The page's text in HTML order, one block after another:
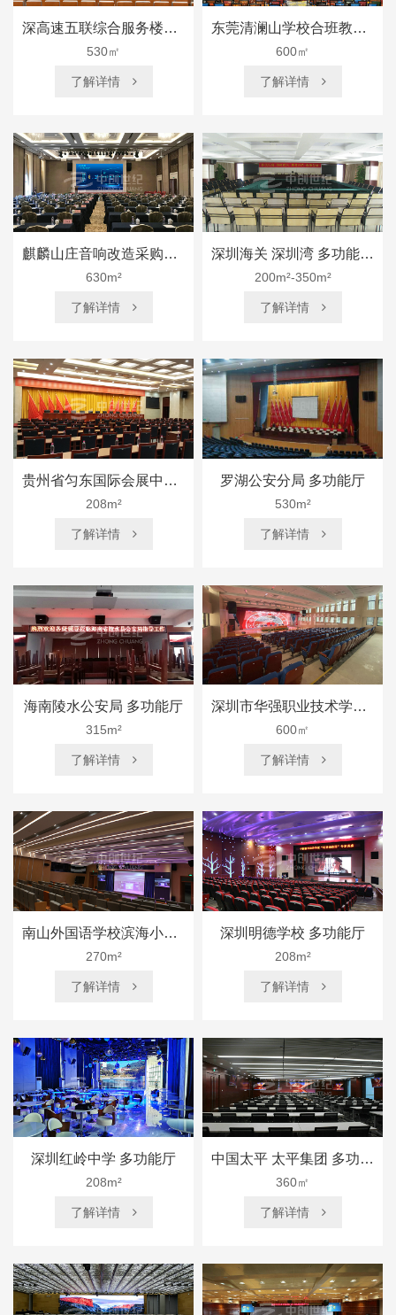
深高速五联综合服务楼音视频系统建设-多功能厅
530㎡
了解详情 
东莞清澜山学校合班教室（多功能厅）
600㎡
了解详情 
麒麟山庄音响改造采购项目
630m²
了解详情 
深圳海关 深圳湾 多功能厅（2间）
200m²-350m²
了解详情 
贵州省匀东国际会展中心 多功能厅
208m²
了解详情 
罗湖公安分局 多功能厅
530m²
了解详情 
海南陵水公安局 多功能厅
315m²
了解详情 
深圳市华强职业技术学校 多功能厅
600㎡
了解详情 
南山外国语学校滨海小学 多功能厅
270m²
了解详情 
深圳明德学校 多功能厅
208m²
了解详情 
深圳红岭中学 多功能厅
208m²
了解详情 
中国太平 太平集团 多功能厅
360㎡
了解详情 